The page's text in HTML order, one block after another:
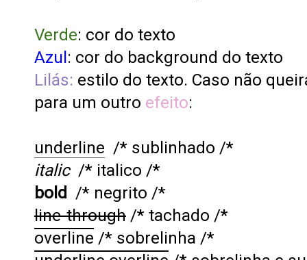
Verde: cor do texto
Azul: cor do background do texto
Lilás: estilo do texto. Caso não
para um outro efeito:
underline /* sublinhado /*
italic/* italico /*
bold /* negrito /*
line-through /* tachado /*
overline /* sobrelinha /*